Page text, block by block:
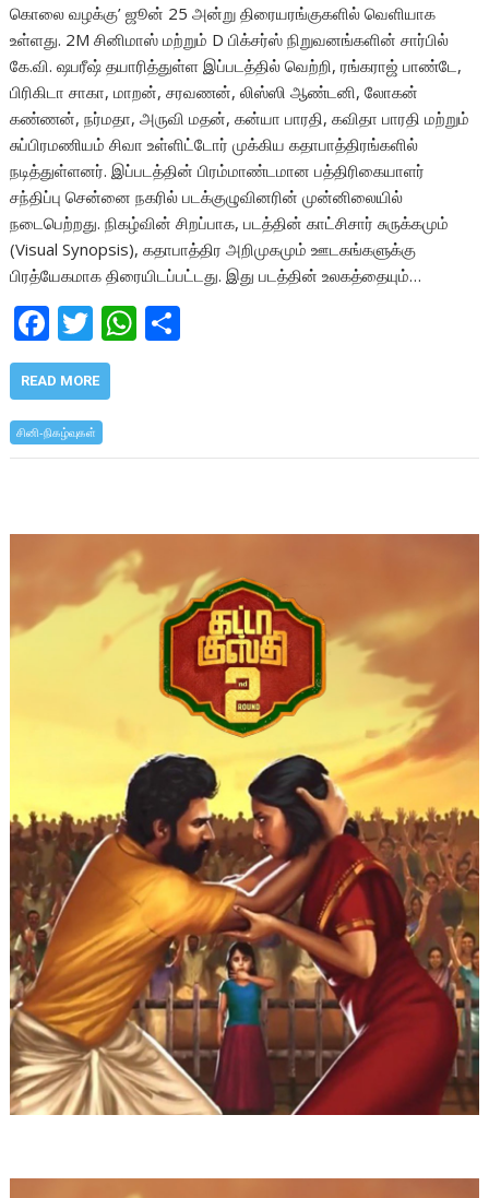
கொலை வழக்கு’ ஜூன் 25 அன்று திரையரங்குகளில் வெளியாக
உள்ளது. 2M சினிமாஸ் மற்றும் D பிக்சர்ஸ் நிறுவனங்களின் சார்பில்
கே.வி. ஷபரீஷ் தயாரித்துள்ள இப்படத்தில் வெற்றி, ரங்கராஜ் பாண்டே,
பிரிகிடா சாகா, மாறன், சரவணன், லிஸ்ஸி ஆண்டனி, லோகன்
கண்ணன், நர்மதா, அருவி மதன், கன்யா பாரதி, கவிதா பாரதி மற்றும்
சுப்பிரமணியம் சிவா உள்ளிட்டோர் முக்கிய கதாபாத்திரங்களில்
நடித்துள்ளனர். இப்படத்தின் பிரம்மாண்டமான பத்திரிகையாளர்
சந்திப்பு சென்னை நகரில் படக்குழுவினரின் முன்னிலையில்
நடைபெற்றது. நிகழ்வின் சிறப்பாக, படத்தின் காட்சிசார் சுருக்கமும்
(Visual Synopsis), கதாபாத்திர அறிமுகமும் ஊடகங்களுக்கு
பிரத்யேகமாக திரையிடப்பட்டது. இது படத்தின் உலகத்தையும்…
F
ac
e
b
o
k
T
w
itt
er
W
h
A
p
READ MORE
சினி-நிகழ்வுகள்